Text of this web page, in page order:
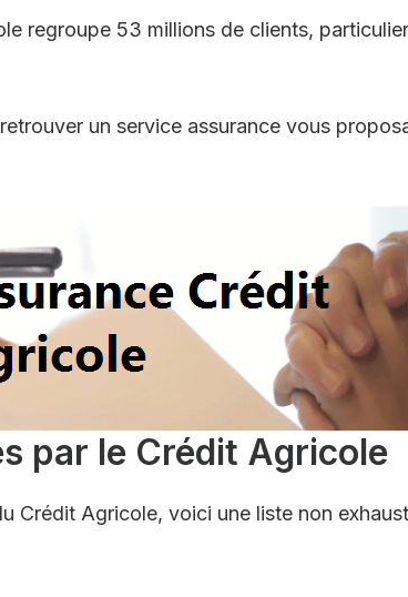
regroupe 53 millions de clients,
un service assurance vous
par le Crédit Agricole
Crédit Agricole, voici une liste non